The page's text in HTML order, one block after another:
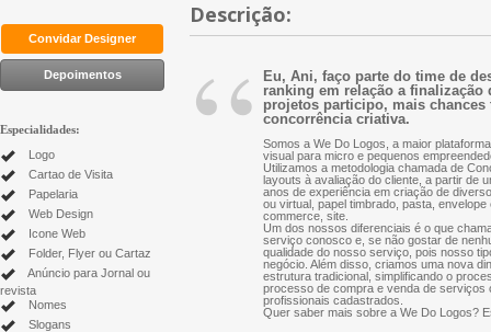
Convidar Designer
Depoimentos
Especialidades:
Logo
Cartao de Visita
Papelaria
Web Design
Icone Web
Folder, Flyer ou Cartaz
Anúncio para Jornal ou
revista
Nomes
Slogans
Descrição:
“
Eu, Ani, faço parte do time de
ranking em relação a
projetos participo, mais
concorrência criativa.
Somos a We Do Logos, a maior
visual para micro e pequenos
Utilizamos a metodologia chamada de
layouts à avaliação do cliente, a partir de
anos de experiência em criação de
ou virtual, papel timbrado, pasta,
commerce, site.
Um dos nossos diferenciais é o que
serviço conosco e, se não gostar de
qualidade do nosso serviço, pois nosso
negócio. Além disso, criamos uma nova
estrutura tradicional, simplificando o
processo de compra e venda de serviços
profissionais cadastrados.
Quer saber mais sobre a We Do Logos?